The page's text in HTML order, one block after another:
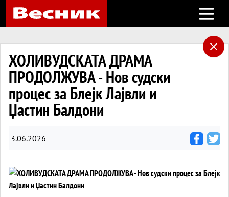
Open
ХОЛИВУДСКАТА ДРАМА
ПРОДОЛЖУВА - Нов судски
процес за Блејк Лајвли и
Џастин Балдони
3.06.2026